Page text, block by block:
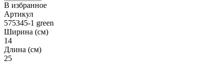
В избранное
Артикул
575345-1 green
Ширина (см)
14
Длина (см)
25